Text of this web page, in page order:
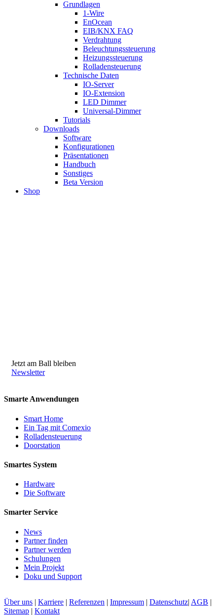
Grundlagen
1-Wire
EnOcean
EIB/KNX FAQ
Verdrahtung
Beleuchtungssteuerung
Heizungssteuerung
Rolladensteuerung
Technische Daten
IO-Server
IO-Extension
LED Dimmer
Universal-Dimmer
Tutorials
Downloads
Software
Konfigurationen
Präsentationen
Handbuch
Sonstiges
Beta Version
Shop
Jetzt am Ball bleiben
Newsletter
Smarte Anwendungen
Smart Home
Ein Tag mit Comexio
Rolladensteuerung
Doorstation
Smartes System
Hardware
Die Software
Smarter Service
News
Partner finden
Partner werden
Schulungen
Mein Projekt
Doku und Support
Über uns | Karriere | Referenzen | Impressum | Datenschutz| AGB |
Sitemap | Kontakt